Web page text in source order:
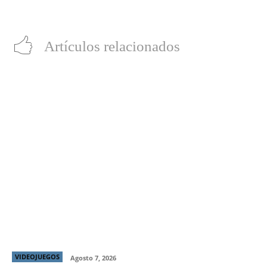
Artículos relacionados
VIDEOJUEGOS Agosto 7, 2026